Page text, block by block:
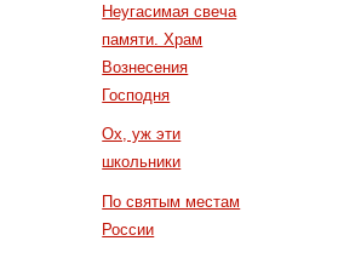
Неугасимая свеча
памяти. Храм
Вознесения
Господня
Ох, уж эти
школьники
По святым местам
России